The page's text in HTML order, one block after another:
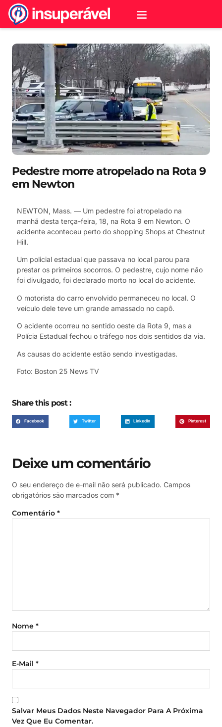
Pedestre morre atropelado na Rota 9
em Newton
NEWTON, Mass. — Um pedestre foi atropelado na
manhã desta terça-feira, 18, na Rota 9 em Newton. O
acidente aconteceu perto do shopping Shops at Chestnut
Hill.
Um policial estadual que passava no local parou para
prestar os primeiros socorros. O pedestre, cujo nome não
foi divulgado, foi declarado morto no local do acidente.
O motorista do carro envolvido permaneceu no local. O
veículo dele teve um grande amassado no capô.
O acidente ocorreu no sentido oeste da Rota 9, mas a
Polícia Estadual fechou o tráfego nos dois sentidos da via.
As causas do acidente estão sendo investigadas.
Foto: Boston 25 News TV
Share this post :
Facebook Twitter LinkedIn Pinterest
Deixe um comentário
O seu endereço de e-mail não será publicado. Campos
obrigatórios são marcados com *
Comentário *
Nome *
E-Mail *
Salvar Meus Dados Neste Navegador Para A Próxima
Vez Que Eu Comentar.